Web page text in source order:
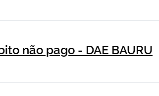
não pago - DAE BAURU